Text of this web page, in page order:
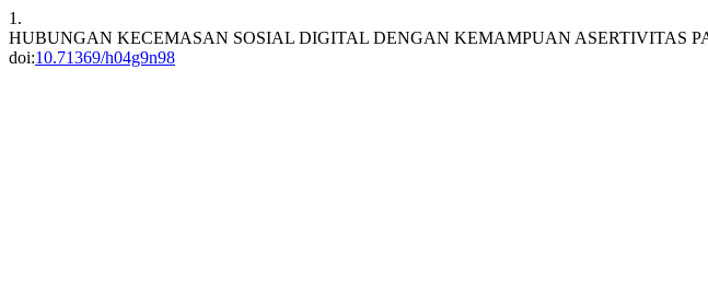
1.
HUBUNGAN KECEMASAN SOSIAL DIGITAL DENGAN KEMAMPUAN ASERTIVITAS
doi:10.71369/h04g9n98